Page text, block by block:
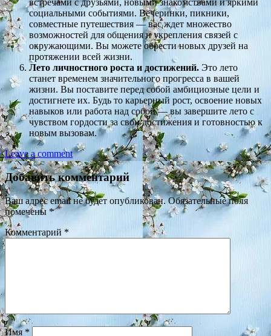
встречами с друзьями, новыми знакомствами и яркими
социальными событиями. Вечеринки, пикники,
совместные путешествия — вас ждет множество
возможностей для общения и укрепления связей с
окружающими. Вы можете обрести новых друзей на
протяжении всей жизни.
Лето личностного роста и достижений. Это лето
станет временем значительного прогресса в вашей
жизни. Вы поставите перед собой амбициозные цели и
достигнете их. Будь то карьерный рост, освоение новых
навыков или работа над собой — вы завершите лето с
чувством гордости за свои достижения и готовностью к
новым вызовам.
Leave a comment
Добавить комментарий
Ваш адрес email не будет опубликован. Обязательные поля
помечены *
Комментарий *
Имя *